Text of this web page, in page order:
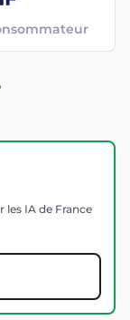
les IA de France